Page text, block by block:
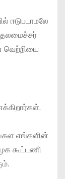
ஈடுபடாமலே
வெற்றியை
எங்களின்
கூட்டணி